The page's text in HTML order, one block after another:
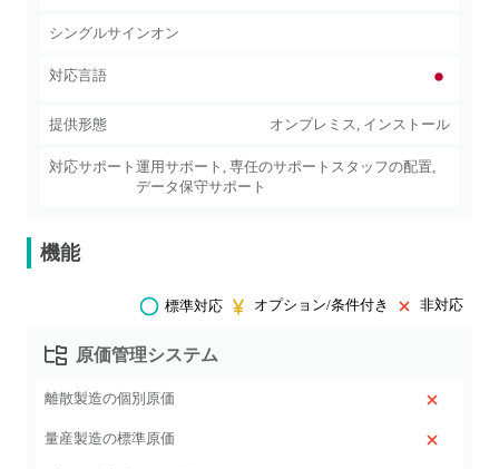
シングルサインオン
対応言語
提供形態 オンプレミス, インストール
対応サポート 運用サポート, 専任のサポートスタッフの配置,
データ保守サポート
機能
標準対応 オプション/条件付き 非対応
原価管理システム
離散製造の個別原価
量産製造の標準原価